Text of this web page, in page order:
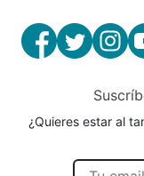
¿Quieres estar al